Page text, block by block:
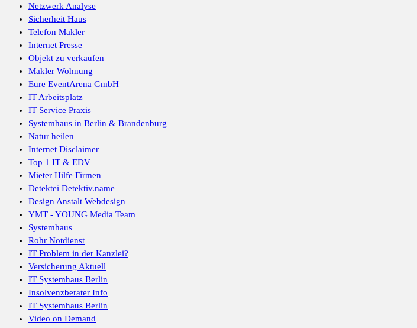
Netzwerk Analyse
Sicherheit Haus
Telefon Makler
Internet Presse
Objekt zu verkaufen
Makler Wohnung
Eure EventArena GmbH
IT Arbeitsplatz
IT Service Praxis
Systemhaus in Berlin & Brandenburg
Natur heilen
Internet Disclaimer
Top 1 IT & EDV
Mieter Hilfe Firmen
Detektei Detektiv.name
Design Anstalt Webdesign
YMT - YOUNG Media Team
Systemhaus
Rohr Notdienst
IT Problem in der Kanzlei?
Versicherung Aktuell
IT Systemhaus Berlin
Insolvenzberater Info
IT Systemhaus Berlin
Video on Demand